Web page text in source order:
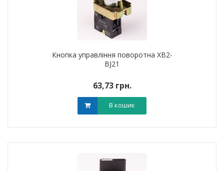
Кнопка управління поворотна XB2-
BJ21
63,73 грн.
В кошик